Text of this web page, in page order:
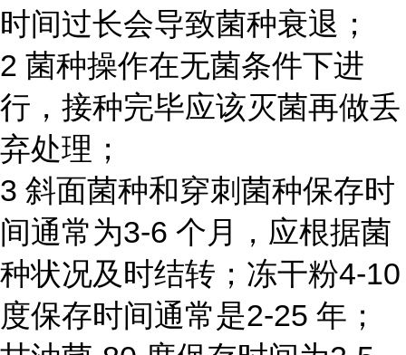
时间过长会导致菌种衰退；
2 菌种操作在无菌条件下进
行，接种完毕应该灭菌再做丢
弃处理；
3 斜面菌种和穿刺菌种保存时
间通常为3-6 个月，应根据菌
种状况及时结转；冻干粉4-10
度保存时间通常是2-25 年；